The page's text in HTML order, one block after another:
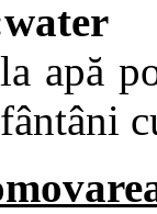
apă